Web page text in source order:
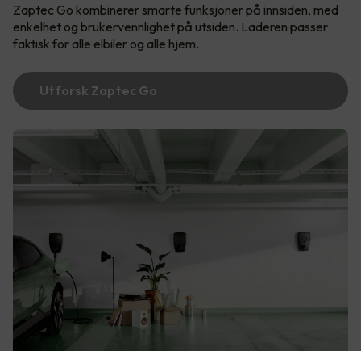
Zaptec Go kombinerer smarte funksjoner på innsiden, med
enkelhet og brukervennlighet på utsiden. Laderen passer
faktisk for alle elbiler og alle hjem.
Utforsk Zaptec Go